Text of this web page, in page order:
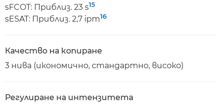
sFCOT: Приблиз. 23 s15
sESAT: Приблиз. 2,7 ipm16
Качество на копиране
3 нива (икономично, стандартно, високо)
Регулиране на интензитета